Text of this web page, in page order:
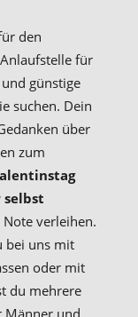
den
für
günstige
suchen. Dein
über
zum
selbst
verleihen.
bei uns mit
oder mit
du mehrere
Männer und